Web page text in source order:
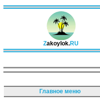
Zakoylok.RU
Главное меню